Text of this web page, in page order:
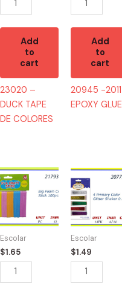
Add
to
cart
23020 –
DUCK TAPE
DE COLORES
Add
to
cart
20945 -2011
EPOXY GLUE
Escolar
$1.65
21793
-
FOAM
CRAFT
100
PC
quantity
Escolar
$1.49
20775
-
4
PRIMARY
COLOR
SHAKER
.28oz
quantity